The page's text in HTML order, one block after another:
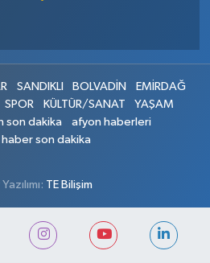
SANDIKLI BOLVADİN
EMİRDAĞ
SPOR KÜLTÜR/SANAT
YAŞAM
son dakika
afyon haberleri
son dakika
TE Bilişim